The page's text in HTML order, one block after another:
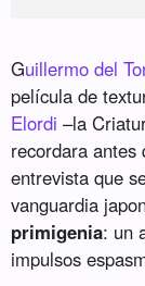
Guillermo del
película de
Elordi –la
recordara antes
entrevista que
vanguardia
primigenia: un
impulsos